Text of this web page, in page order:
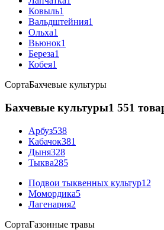
Ковыль1
Вальдштейния1
Ольха1
Вьюнок1
Береза1
Кобея1
СортаБахчевые культуры
Бахчевые культуры1 551
Арбуз538
Кабачок381
Дыня328
Тыква285
Подвои тыквенных культур12
Момордика5
Лагенария2
СортаГазонные травы